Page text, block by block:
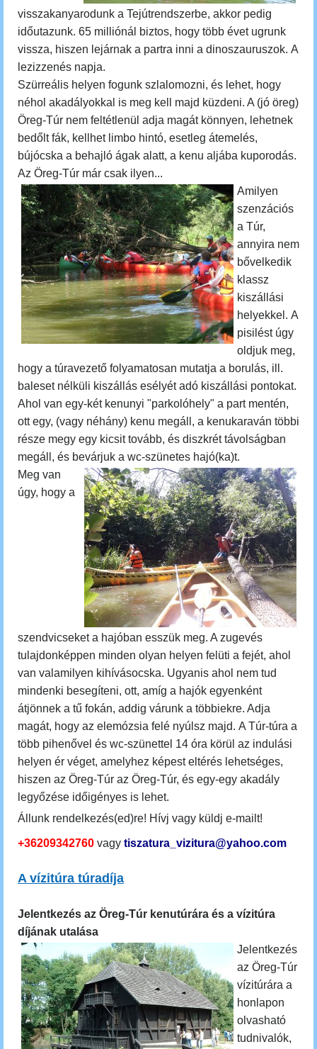
visszakanyarodunk a Tejútrendszerbe, akkor pedig
időutazunk. 65 milliónál biztos, hogy több évet ugrunk
vissza, hiszen lejárnak a partra inni a dinoszauruszok. A
lezizzenés napja.
Szürreális helyen fogunk szlalomozni, és lehet, hogy
néhol akadályokkal is meg kell majd küzdeni. A (jó öreg)
Öreg-Túr nem feltétlenül adja magát könnyen, lehetnek
bedőlt fák, kellhet limbo hintó, esetleg átemelés,
bújócska a behajló ágak alatt, a kenu aljába kuporodás.
Az Öreg-Túr már csak ilyen...
Amilyen
szenzációs
a Túr,
annyira nem
bővelkedik
klassz
kiszállási
helyekkel. A
pisilést úgy
oldjuk meg,
hogy a túravezető folyamatosan mutatja a borulás, ill.
baleset nélküli kiszállás esélyét adó kiszállási pontokat.
Ahol van egy-két kenunyi "parkolóhely" a part mentén,
ott egy, (vagy néhány) kenu megáll, a kenukaraván többi
része megy egy kicsit tovább, és diszkrét távolságban
megáll, és bevárjuk a wc-szünetes hajó(ka)t.
Meg van
úgy, hogy a
szendvicseket a hajóban esszük meg. A zugevés
tulajdonképpen minden olyan helyen felüti a fejét, ahol
van valamilyen kihívásocska. Ugyanis ahol nem tud
mindenki besegíteni, ott, amíg a hajók egyenként
átjönnek a tű fokán, addig várunk a többiekre. Adja
magát, hogy az elemózsia felé nyúlsz majd. A Túr-túra a
több pihenővel és wc-szünettel 14 óra körül az indulási
helyen ér véget, amelyhez képest eltérés lehetséges,
hiszen az Öreg-Túr az Öreg-Túr, és egy-egy akadály
legyőzése időigényes is lehet.
Állunk rendelkezés(ed)re! Hívj vagy küldj e-mailt!
+36209342760 vagy tiszatura_vizitura@yahoo.com
A vízitúra túradíja
Jelentkezés az Öreg-Túr kenutúrára és a vízitúra
díjának utalása
Jelentkezés
az Öreg-Túr
vízitúrára a
honlapon
olvasható
tudnivalók,